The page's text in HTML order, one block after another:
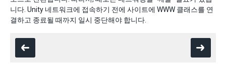
니다. Unity 네트워크에 접속하기 전에 사이트에 WWW 클래스를 연
결하고 종료될 때까지 일시 중단해야 합니다.